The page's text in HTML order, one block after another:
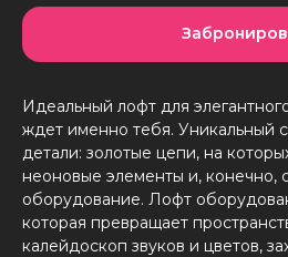
Идеальный лофт для
ждет именно тебя. Уникальный
детали: золотые цепи, на
неоновые элементы и, конечно,
оборудование. Лофт
которая превращает
калейдоскоп звуков и цветов,